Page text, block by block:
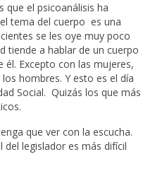
que el psicoanálisis ha
tema del cuerpo es una
se les oye muy poco
tiende a hablar de un cuerpo
él. Excepto con las mujeres,
hombres. Y esto es el día
Social. Quizás los que más
que ver con la escucha.
legislador es más difícil